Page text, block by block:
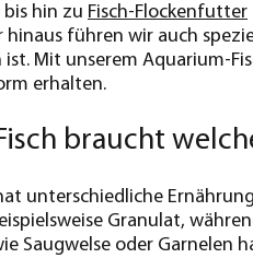
hin zu Fisch-Flockenfutter
hinaus führen wir auch
Mit unserem Aquarium-
erhalten.
braucht
unterschiedliche
Granulat,
Saugwelse oder Garnelen